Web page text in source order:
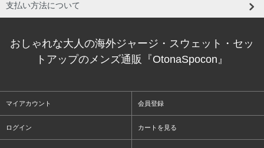
支払い方法について
おしゃれな大人の海外ジャージ・スウェット・セッ
トアップのメンズ通販『OtonaSpocon』
マイアカウント 会員登録
ログイン カートを見る